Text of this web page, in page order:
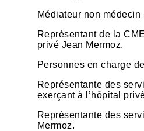
Médiateur non
Représentant de la
privé Jean Mermoz.
Personnes en charge
Représentante des
exerçant à l’hôpital
Représentante des
Mermoz.